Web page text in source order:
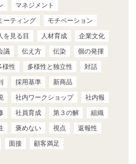
マネジメント
ーティング
モチベーション
を見る目 人材育成
企業文化
議 伝え方 伝染
個の発揮
様性 多様性と独立性
対話
採用基準
新商品
社内ワークショップ
社内報
社員育成 第３の解
組織
褒めない 視点
返報性
面接 顧客満足